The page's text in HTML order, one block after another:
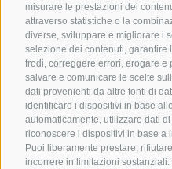
misurare le prestazioni dei
attraverso statistiche o la
diverse, sviluppare e migliorare i
selezione dei contenuti, garantire
frodi, correggere errori, erogare
salvare e comunicare le scelte
dati provenienti da altre fonti di
identificare i dispositivi in base
automaticamente, utilizzare dati
riconoscere i dispositivi in base a
Puoi liberamente prestare,
incorrere in limitazioni